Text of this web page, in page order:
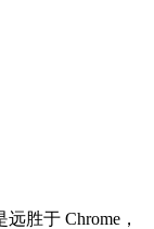
胜于 Chrome，